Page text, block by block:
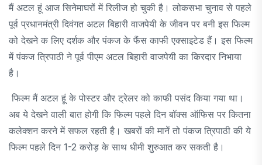
मैं अटल हूं आज सिनेमाघरों में रिलीज हो चुकी है। लोकसभा चुनाव से पहले
पूर्व प्रधानमंत्री दिवंगत अटल बिहारी वाजपेयी के जीवन पर बनी इस फिल्म
को देखने क लिए दर्शक और पंकज के फैंस काफी एक्साइटेड हैं। इस फिल्म
में पंकज त्रिपाठी ने पूर्व पीएम अटल बिहारी वाजपेयी का किरदार निभाया
है।
फिल्म मैं अटल हूं के पोस्टर और ट्रेलर को काफी पसंद किया गया था।
अब ये देखने वाली बात होगी कि फिल्म पहले दिन बॉक्स ऑफिस पर कितना
कलेक्शन करने में सफल रहती है। खबरों की मानें तो पंकज त्रिपाठी की ये
फिल्म पहले दिन 1-2 करोड़ के साथ धीमी शुरुआत कर सकती है।